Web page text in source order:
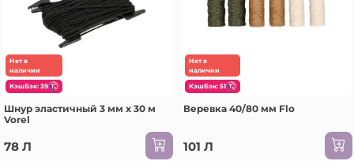
Нет в
наличии
КэшБэк: 39
Шнур эластичный 3 мм x 30 м
Vorel
78 Л
Нет в
наличии
КэшБэк: 51
Веревка 40/80 мм Flo
101 Л